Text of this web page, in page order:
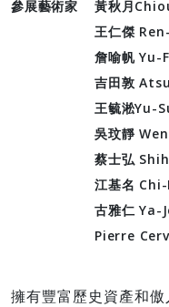
參展藝術家
黃秋月
王仁傑
詹喻帆 Yu-
吉田敦
王毓淞Yu-
吳玟靜
蔡士弘
江基名
古雅仁 Ya-
Pierre
擁有豐富歷史資產和